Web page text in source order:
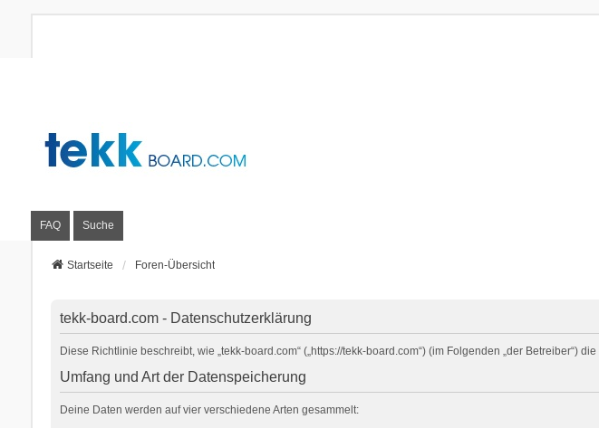
FAQ Suche
Startseite Foren-Übersicht
tekk-board.com - Datenschutzerklärung
Diese Richtlinie beschreibt, wie „tekk-board.com“ („https://tekk-board.com“) (im Folgenden „der Betreiber“)
Umfang und Art der Datenspeicherung
Deine Daten werden auf vier verschiedene Arten gesammelt: